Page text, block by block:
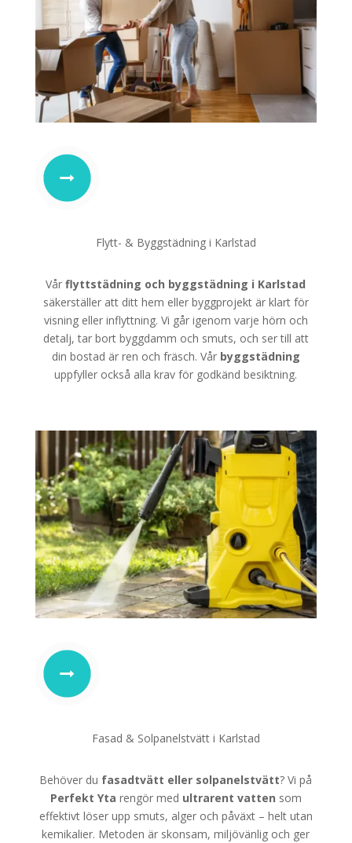
Flytt- & Byggstädning i Karlstad
Vårflyttstädning och byggstädning i Karlstad
säkerställer att ditt hem eller byggprojekt är klart för
visning eller inflyttning. Vi går igenom varje hörn och
detalj, tar bort byggdamm och smuts, och ser till att
din bostad är ren och fräsch. Vår byggstädning
uppfyller också alla krav för godkänd besiktning.
Fasad & Solpanelstvätt i Karlstad
Behöver du fasadtvätt eller solpanelstvätt? Vi på
Perfekt Yta rengör med ultrarent vatten som
effektivt löser upp smuts, alger och påväxt – helt utan
kemikalier. Metoden är skonsam, miljövänlig och ger